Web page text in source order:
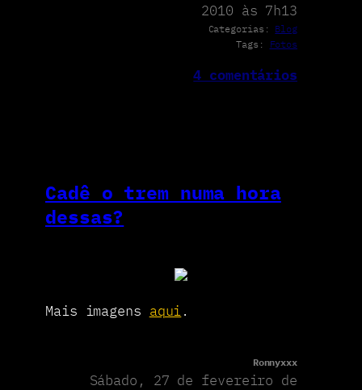
2010 às 7h13
Categorias: Blog
Tags: Fotos
4 comentários
Cadê o trem numa hora
dessas?
Mais imagens aqui.
Ronnyxxx
Sábado, 27 de fevereiro de